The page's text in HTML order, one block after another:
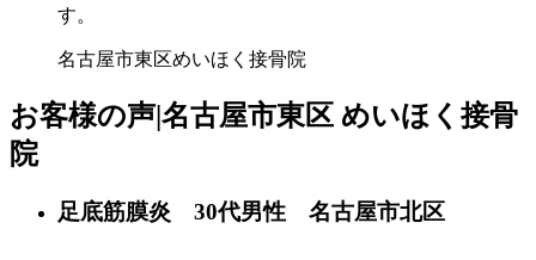
す。
名古屋市東区めいほく接骨院
お客様の声|名古屋市東区 めいほく接骨
院
足底筋膜炎 30代男性 名古屋市北区